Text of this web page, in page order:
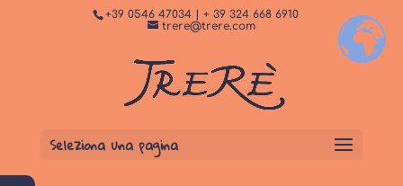
+39 0546 47034 | + 39 324 668 6910
trere@trere.com
Seleziona una pagina
Dormi da noi PRENOTA SUBITO +